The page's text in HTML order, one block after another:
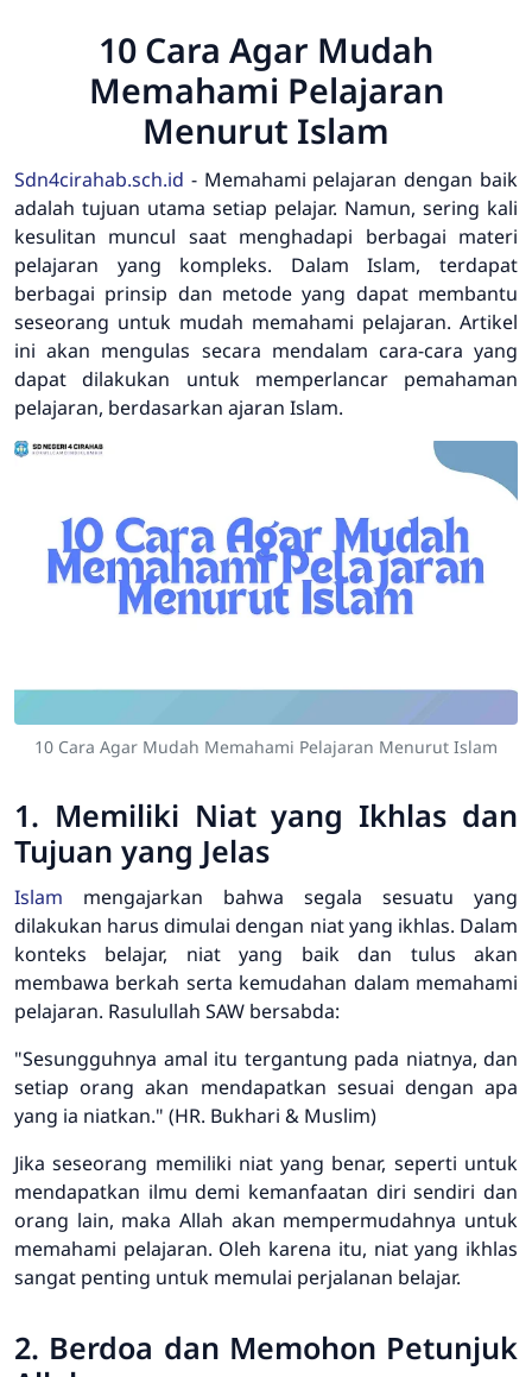
10 Cara Agar Mudah
Memahami Pelajaran
Menurut Islam
Sdn4cirahab.sch.id - Memahami pelajaran dengan baik
adalah tujuan utama setiap pelajar. Namun, sering kali
kesulitan muncul saat menghadapi berbagai materi
pelajaran yang kompleks. Dalam Islam, terdapat
berbagai prinsip dan metode yang dapat membantu
seseorang untuk mudah memahami pelajaran. Artikel
ini akan mengulas secara mendalam cara-cara yang
dapat dilakukan untuk memperlancar pemahaman
pelajaran, berdasarkan ajaran Islam.
10 Cara Agar Mudah Memahami Pelajaran Menurut Islam
1. Memiliki Niat yang Ikhlas dan
Tujuan yang Jelas
Islam mengajarkan bahwa segala sesuatu yang
dilakukan harus dimulai dengan niat yang ikhlas. Dalam
konteks belajar, niat yang baik dan tulus akan
membawa berkah serta kemudahan dalam memahami
pelajaran. Rasulullah SAW bersabda:
"Sesungguhnya amal itu tergantung pada niatnya, dan
setiap orang akan mendapatkan sesuai dengan apa
yang ia niatkan." (HR. Bukhari & Muslim)
Jika seseorang memiliki niat yang benar, seperti untuk
mendapatkan ilmu demi kemanfaatan diri sendiri dan
orang lain, maka Allah akan mempermudahnya untuk
memahami pelajaran. Oleh karena itu, niat yang ikhlas
sangat penting untuk memulai perjalanan belajar.
2. Berdoa dan Memohon Petunjuk